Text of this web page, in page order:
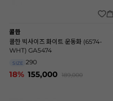
콜한
콜한 빅사이즈 화이트 운동화 (6574-
WHT) GA5474
SIZE 290
18% 155,000 189,000